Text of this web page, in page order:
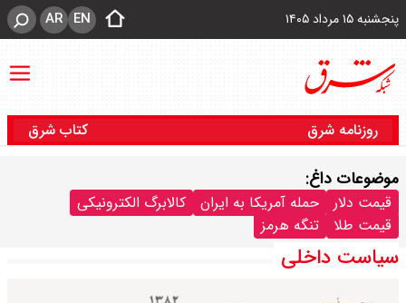
پنجشنبه ۱۵ مرداد ۱۴۰۵ EN
AR
روزنامه شرق کتاب شرق
موضوعات داغ:
قیمت دلار حمله آمریکا به ایران
کالابرگ الکترونیکی
قیمت طلا
تنگه هرمز
سیاست داخلی